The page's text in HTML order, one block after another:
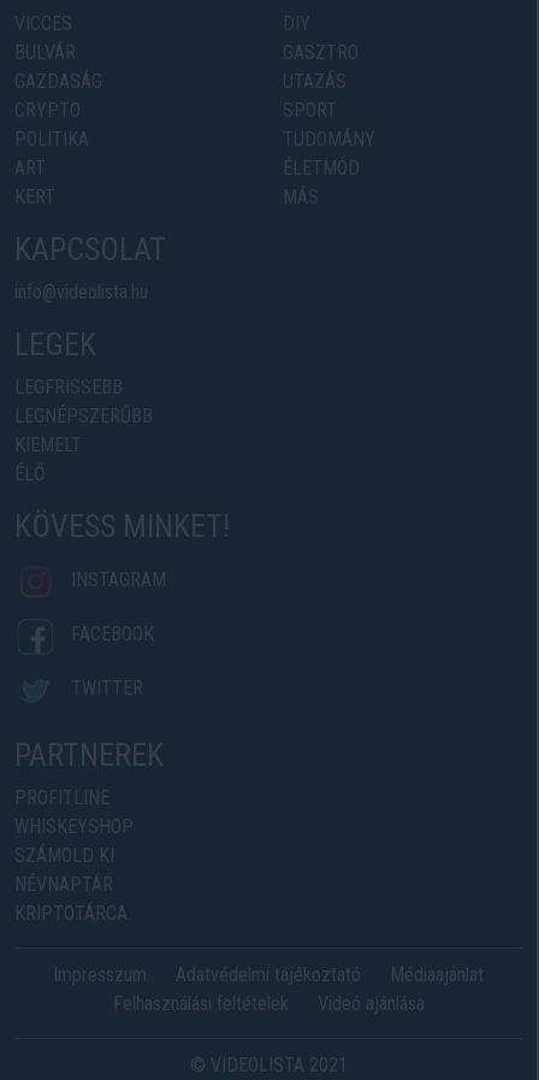
VICCES
BULVÁR
GAZDASÁG
CRYPTO
POLITIKA
ART
KERT
DIY
GASZTRO
UTAZÁS
SPORT
TUDOMÁNY
ÉLETMÓD
MÁS
KAPCSOLAT
info@videolista.hu
LEGEK
LEGFRISSEBB
LEGNÉPSZERŰBB
KIEMELT
ÉLŐ
KÖVESS MINKET!
INSTAGRAM
FACEBOOK
TWITTER
PARTNEREK
PROFITLINE
WHISKEYSHOP
SZÁMOLD KI
NÉVNAPTÁR
KRIPTOTÁRCA
Impresszum Adatvédelmi tájékoztató
Médiaajánlat
Felhasználási feltételek
Videó ajánlása
© VIDEOLISTA 2021